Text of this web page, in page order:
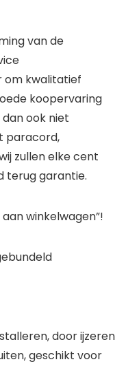
van de
om kwalitatief
koopervaring
ook niet
paracord,
zullen elke cent
terug garantie.
winkelwagen”!
door ijzeren
geschikt voor